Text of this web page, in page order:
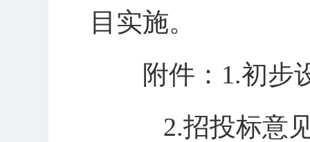
目实施。
附件： 1.初步
2.招投标意